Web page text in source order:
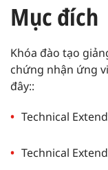
Mục đích
Khóa đào tạo
chứng nhận ứng
đây::
Technical
Technical